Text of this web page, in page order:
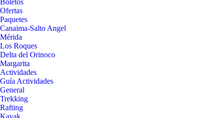
Boletos
Ofertas
Paquetes
Canaima-Salto Angel
Mérida
Los Roques
Delta del Orinoco
Margarita
Actividades
Guía Actividades
General
Trekking
Rafting
Kayak